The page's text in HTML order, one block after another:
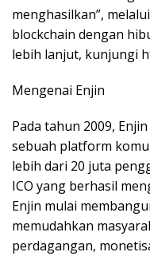
menghasilkan”,
blockchain dengan
lebih lanjut, kunjungi
Mengenai Enjin
Pada tahun 2009,
sebuah platform
lebih dari 20 juta
ICO yang berhasil
Enjin mulai
memudahkan
perdagangan,